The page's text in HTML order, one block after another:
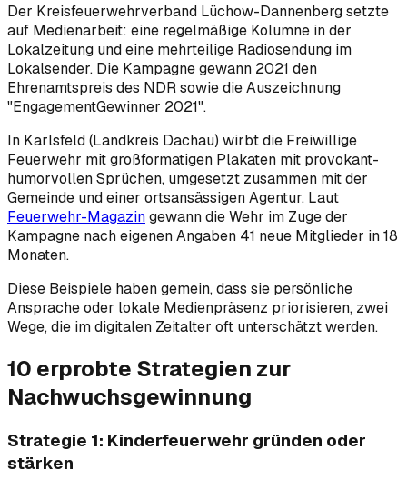
Der Kreisfeuerwehrverband Lüchow-Dannenberg setzte
auf Medienarbeit: eine regelmäßige Kolumne in der
Lokalzeitung und eine mehrteilige Radiosendung im
Lokalsender. Die Kampagne gewann 2021 den
Ehrenamtspreis des NDR sowie die Auszeichnung
"EngagementGewinner 2021".
In Karlsfeld (Landkreis Dachau) wirbt die Freiwillige
Feuerwehr mit großformatigen Plakaten mit provokant-
humorvollen Sprüchen, umgesetzt zusammen mit der
Gemeinde und einer ortsansässigen Agentur. Laut
Feuerwehr-Magazingewann die Wehr im Zuge der
Kampagne nach eigenen Angaben 41 neue Mitglieder in 18
Monaten.
Diese Beispiele haben gemein, dass sie persönliche
Ansprache oder lokale Medienpräsenz priorisieren, zwei
Wege, die im digitalen Zeitalter oft unterschätzt werden.
10 erprobte Strategien zur
Nachwuchsgewinnung
Strategie 1: Kinderfeuerwehr gründen oder
stärken